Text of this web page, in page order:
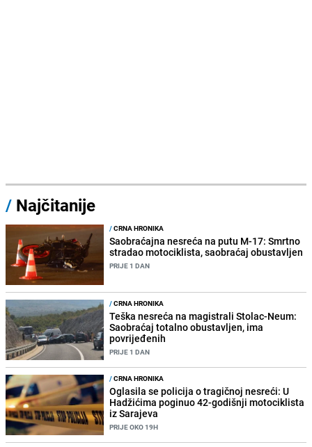
/ Najčitanije
/CRNA HRONIKA
Saobraćajna nesreća na putu M-17: Smrtno
stradao motociklista, saobraćaj obustavljen
PRIJE 1 DAN
/CRNA HRONIKA
Teška nesreća na magistrali Stolac-Neum:
Saobraćaj totalno obustavljen, ima
povrijeđenih
PRIJE 1 DAN
/CRNA HRONIKA
Oglasila se policija o tragičnoj nesreći: U
Hadžićima poginuo 42-godišnji motociklista
iz Sarajeva
PRIJE OKO 19H